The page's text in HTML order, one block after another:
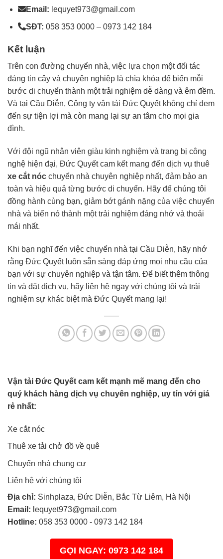
Email: lequyet973@gmail.com
SĐT: 058 353 0000 – 0973 142 184
Kết luận
Trên con đường chuyển nhà, việc lựa chọn một đối tác
đáng tin cậy và chuyên nghiệp là chìa khóa để biến mỗi
bước di chuyển thành một trải nghiệm dễ dàng và êm đềm.
Và tại Cầu Diễn, Công ty vận tải Đức Quyết không chỉ đem
đến sự tiện lợi mà còn mang lại sự an tâm cho mọi gia
đình.
Với đội ngũ nhân viên giàu kinh nghiệm và trang bị công
nghệ hiện đại, Đức Quyết cam kết mang đến dịch vụ thuê
xe cắt nóc chuyển nhà chuyên nghiệp nhất, đảm bảo an
toàn và hiệu quả từng bước di chuyển. Hãy để chúng tôi
đồng hành cùng bạn, giảm bớt gánh nặng của việc chuyển
nhà và biến nó thành một trải nghiệm đáng nhớ và thoải
mái nhất.
Khi bạn nghĩ đến việc chuyển nhà tại Cầu Diễn, hãy nhớ
rằng Đức Quyết luôn sẵn sàng đáp ứng mọi nhu cầu của
bạn với sự chuyên nghiệp và tận tâm. Để biết thêm thông
tin và đặt dịch vụ, hãy liên hệ ngay với chúng tôi và trải
nghiệm sự khác biệt mà Đức Quyết mang lại!
Vận tải Đức Quyết cam kết mạnh mẽ mang đến cho
quý khách hàng dịch vụ chuyên nghiệp, uy tín với giá
rẻ nhất:
Xe cắt nóc
Thuê xe tải chở đồ về quê
Chuyển nhà chung cư
Liên hệ với chúng tôi
Địa chỉ: Sinhplaza, Đức Diễn, Bắc Từ Liêm, Hà Nội
Email: lequyet973@gmail.com
Hotline: 058 353 0000 - 0973 142 184
GỌI NGAY: 0973 142 184